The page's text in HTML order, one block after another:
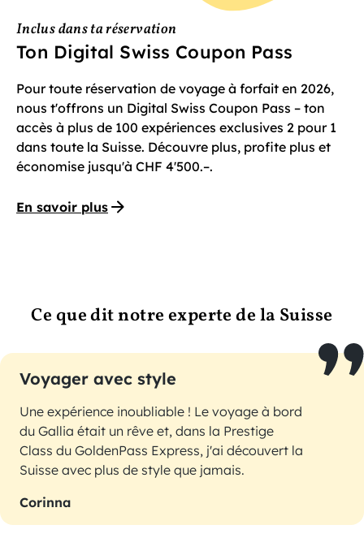
Inclus dans ta réservation
Ton Digital Swiss Coupon Pass
Pour toute réservation de voyage à forfait en 2026,
nous t'offrons un Digital Swiss Coupon Pass – ton
accès à plus de 100 expériences exclusives 2 pour 1
dans toute la Suisse. Découvre plus, profite plus et
économise jusqu'à CHF 4'500.–.
En savoir plus
Ce que dit notre experte de la Suisse
Voyager avec style
Une expérience inoubliable ! Le voyage à bord
du Gallia était un rêve et, dans la Prestige
Class du GoldenPass Express, j'ai découvert la
Suisse avec plus de style que jamais.
Corinna